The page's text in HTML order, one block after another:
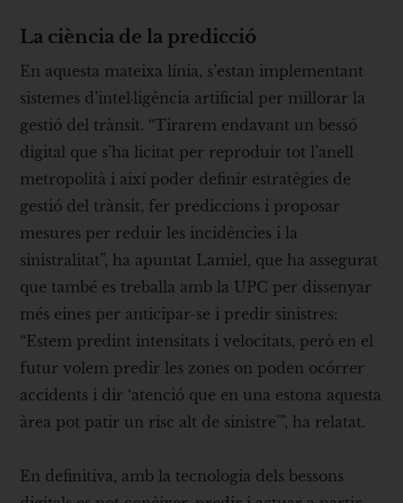
La ciència de la predicció
En aquesta mateixa línia, s’estan implementant
sistemes d’intel·ligència artificial per millorar la
gestió del trànsit. “Tirarem endavant un bessó
digital que s’ha licitat per reproduir tot l’anell
metropolità i així poder definir estratègies de
gestió del trànsit, fer prediccions i proposar
mesures per reduir les incidències i la
sinistralitat”, ha apuntat Lamiel, que ha assegurat
que també es treballa amb la UPC per dissenyar
més eines per anticipar-se i predir sinistres:
“Estem predint intensitats i velocitats, però en el
futur volem predir les zones on poden ocórrer
accidents i dir ‘atenció que en una estona aquesta
àrea pot patir un risc alt de sinistre’”, ha relatat.
En definitiva, amb la tecnologia dels bessons